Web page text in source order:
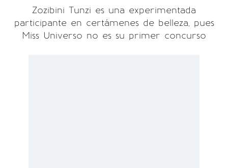
Zozibini Tunzi es una experimentada
participante en certámenes de belleza, pues
Miss Universo no es su primer concurso